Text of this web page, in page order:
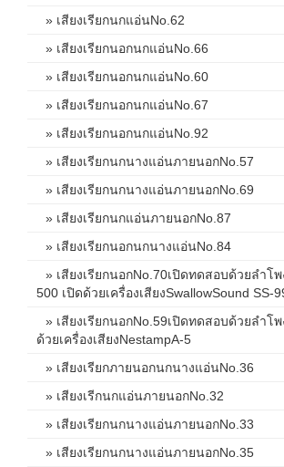
» เสียงเรียกนกแอ่นNo.62
» เสียงเรียกนอกนกแอ่นNo.66
» เสียงเรียกนอกนกแอ่นNo.60
» เสียงเรียกนอกนกแอ่นNo.67
» เสียงเรียกนอกนกแอ่นNo.92
» เสียงเรียกนกนางแอ่นภายนอกNo.57
» เสียงเรียกนกนางแอ่นภายนอกNo.69
» เสียงเรียกนกแอ่นภายนอกNo.87
» เสียงเรียกนอกนกนางแอ่นNo.84
» เสียงเรียกนอกNo.70เปิดทดสอบด้วยลำโพ
500 เปิดด้วยเครื่องเสียงSwallowSound SS-
» เสียงเรียกนอกNo.59เปิดทดสอบด้วยลำโพ
ด้วยเครื่องเสียงNestampA-5
» เสียงเรียกภายนอกนกนางแอ่นNo.36
» เสียงเรีกนกแอ่นภายนอกNo.32
» เสียงเรียกนกนางแอ่นภายนอกNo.33
» เสียงเรียกนกนางแอ่นภายนอกNo.35